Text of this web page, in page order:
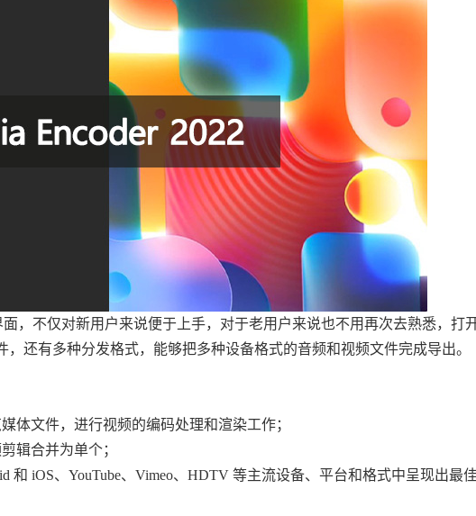
面，不仅对新用户来说便于上手，对于老用户来说也不用再次去熟悉，打
还有多种分发格式，能够把多种设备格式的音频和视频文件完成导出。
体文件，进行视频的编码处理和渲染工作；
辑合并为单个；
和 iOS、YouTube、Vimeo、HDTV 等主流设备、平台和格式中呈现出最佳